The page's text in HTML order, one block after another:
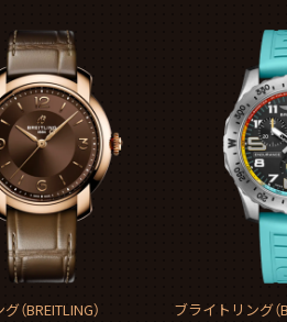
（BREITLING） ブライトリング（